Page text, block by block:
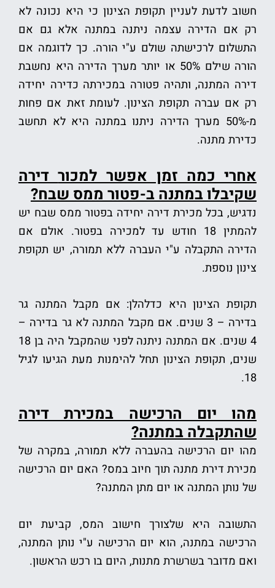
חשוב לדעת לעניין תקופת הצינון כי היא נכונה לא
רק אם הדירה עצמה ניתנה במתנה אלא גם אם
התשלום לרכישתה שולם ע"י הורה. כך לדוגמה אם
הורה שילם 50% או יותר מערך הדירה היא נחשבת
דירה המתנה, ותהיה פטורה במכירתה כדירה יחידה
רק אם עברה תקופת הצינון. לעומת זאת אם פחות
מ-50% מערך הדירה ניתנו במתנה היא לא תחשב
כדירת מתנה.
אחרי כמה זמן אפשר למכור דירה
שקיבלו במתנה ב-פטור ממס שבח?
נדגיש, בכל מכירת דירה יחידה בפטור ממס שבח יש
להמתין 18 חודש עד למכירה בפטור. אולם אם
הדירה התקבלה ע"י העברה ללא תמורה, יש תקופת
צינון נוספת.
תקופת הצינון היא כדלהלן: אם מקבל המתנה גר
בדירה – 3 שנים. אם מקבל המתנה לא גר בדירה –
4 שנים. אם המתנה ניתנה לפני שהמקבל היה בן 18
שנים, תקופת הצינון תחל להימנות מעת הגיעו לגיל
18.
מהו יום הרכישה במכירת דירה
שהתקבלה במתנה?
מהו יום הרכישה בהעברה ללא תמורה, במקרה של
מכירת דירת מתנה תוך חיוב במס? האם יום הרכישה
של נותן המתנה או יום מתן המתנה?
התשובה היא שלצורך חישוב המס, קביעת יום
הרכישה במתנה, הוא יום הרכישה ע"י נותן המתנה,
ואם מדובר בשרשרת מתנות, היום בו רכש הראשון.